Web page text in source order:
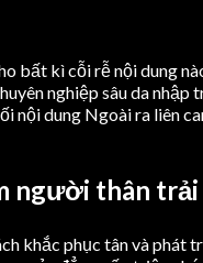
kì cỗi rễ nội dung
nghiệp sâu da
nội dung Ngoài ra
người thân
phục tân và phát